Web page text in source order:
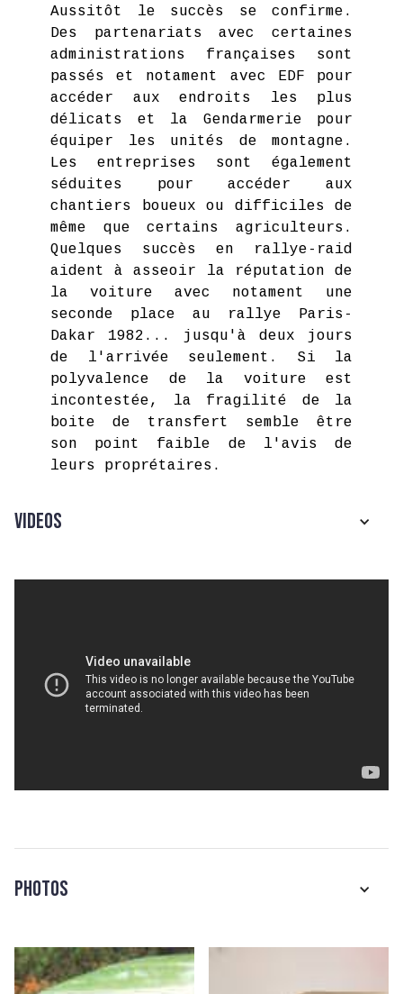
Aussitôt le succès se confirme.
Des partenariats avec certaines
administrations françaises sont
passés et notament avec EDF pour
accéder aux endroits les plus
délicats et la Gendarmerie pour
équiper les unités de montagne.
Les entreprises sont également
séduites pour accéder aux
chantiers boueux ou difficiles de
même que certains agriculteurs.
Quelques succès en rallye-raid
aident à asseoir la réputation de
la voiture avec notament une
seconde place au rallye Paris-
Dakar 1982... jusqu'à deux jours
de l'arrivée seulement. Si la
polyvalence de la voiture est
incontestée, la fragilité de la
boite de transfert semble être
son point faible de l'avis de
leurs proprétaires.
Videos
Photos